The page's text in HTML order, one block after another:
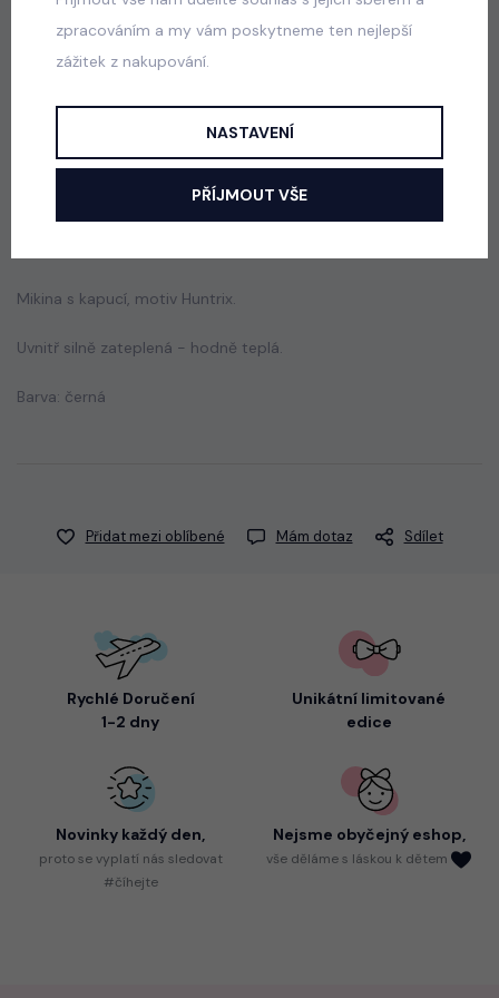
Squishy dumpling soft velur souprava černá
Mikina s kapucí, motiv Huntrix.
Uvnitř silně zateplená - hodně teplá.
Barva: černá
Přidat mezi oblíbené Mám dotaz Sdílet
Rychlé Doručení
1-2 dny
Unikátní limitované
edice
Novinky každý den,
protose vyplatí nás sledovat
#číhejte
Nejsme obyčejný eshop,
vše děláme s láskou k dětem
zpracováním a my vám poskytneme ten nejlepší
zážitek z nakupování.
NASTAVENÍ
PŘÍJMOUT VŠE